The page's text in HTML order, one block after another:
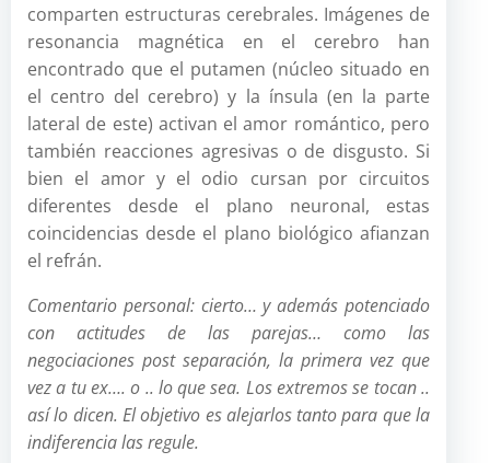
comparten estructuras cerebrales. Imágenes de
resonancia magnética en el cerebro han
encontrado que el putamen (núcleo situado en
el centro del cerebro) y la ínsula (en la parte
lateral de este) activan el amor romántico, pero
también reacciones agresivas o de disgusto. Si
bien el amor y el odio cursan por circuitos
diferentes desde el plano neuronal, estas
coincidencias desde el plano biológico afianzan
el refrán.
Comentario personal: cierto… y además potenciado
con actitudes de las parejas… como las
negociaciones post separación, la primera vez que
vez a tu ex…. o .. lo que sea. Los extremos se tocan ..
así lo dicen. El objetivo es alejarlos tanto para que la
indiferencia las regule.